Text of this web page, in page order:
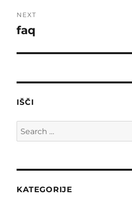
NEXT
Next
faq
IŠČI
Search
for:
KATEGORIJE